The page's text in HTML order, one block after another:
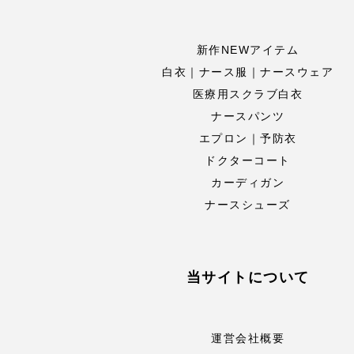
新作NEWアイテム
白衣｜ナース服｜ナースウェア
医療用スクラブ白衣
ナースパンツ
エプロン｜予防衣
ドクターコート
カーディガン
ナースシューズ
当サイトについて
運営会社概要